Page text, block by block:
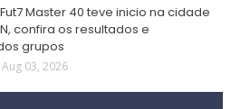
Fut7 Master 40 teve inicio na cidade
confira os resultados e
grupos
Aug 03, 2026